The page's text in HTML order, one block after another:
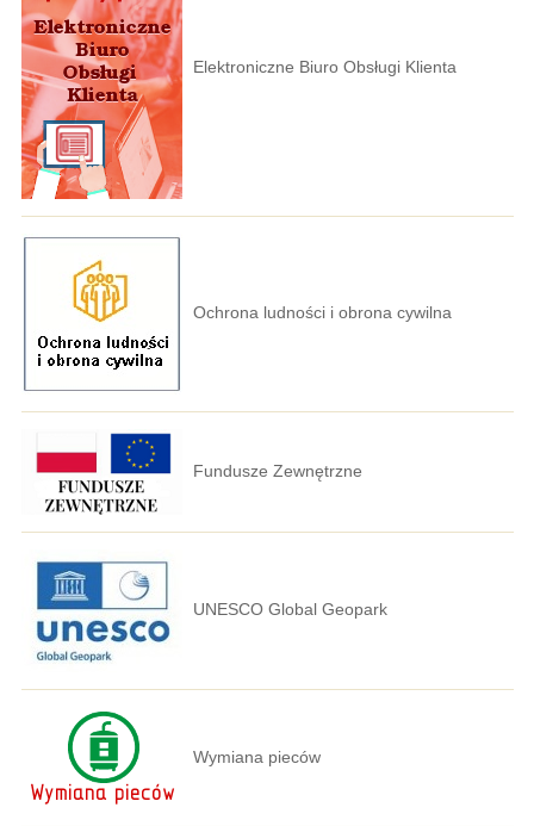
Elektroniczne Biuro Obsługi Klienta
Ochrona ludności i obrona cywilna
Fundusze Zewnętrzne
UNESCO Global Geopark
Wymiana pieców